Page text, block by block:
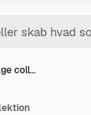
coll…